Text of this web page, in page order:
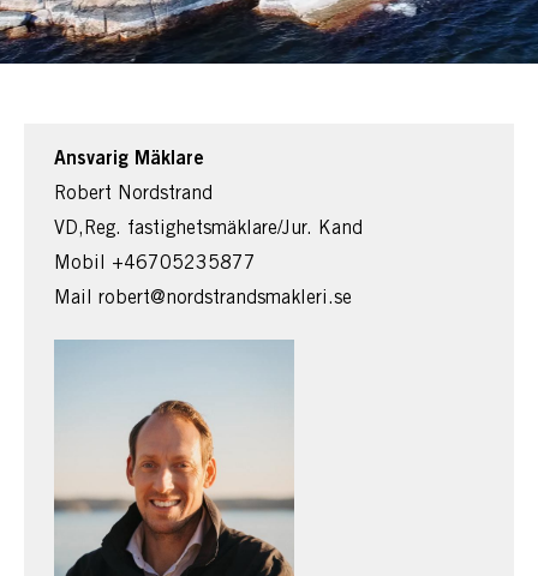
Ansvarig Mäklare
Robert Nordstrand
VD,Reg. fastighetsmäklare/Jur. Kand
Mobil +46705235877
Mail robert@nordstrandsmakleri.se